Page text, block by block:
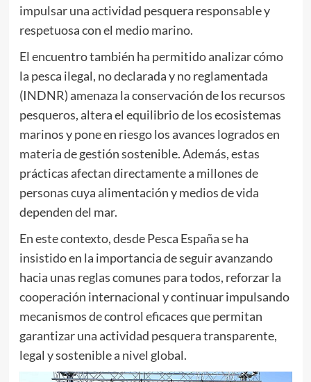
impulsar una actividad pesquera responsable y
respetuosa con el medio marino.
El encuentro también ha permitido analizar cómo
la pesca ilegal, no declarada y no reglamentada
(INDNR) amenaza la conservación de los recursos
pesqueros, altera el equilibrio de los ecosistemas
marinos y pone en riesgo los avances logrados en
materia de gestión sostenible. Además, estas
prácticas afectan directamente a millones de
personas cuya alimentación y medios de vida
dependen del mar.
En este contexto, desde Pesca España se ha
insistido en la importancia de seguir avanzando
hacia unas reglas comunes para todos, reforzar la
cooperación internacional y continuar impulsando
mecanismos de control eficaces que permitan
garantizar una actividad pesquera transparente,
legal y sostenible a nivel global.